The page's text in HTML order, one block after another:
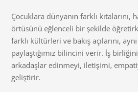
Çocuklara dünyanın farklı kıtalarını,
örtüsünü eğlenceli bir şekilde
farklı kültürleri ve bakış açılarını,
paylaştığımız bilincini verir. İş
arkadaşlar edinmeyi, iletişimi,
geliştirir.